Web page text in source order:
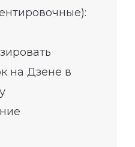
на Дзене в